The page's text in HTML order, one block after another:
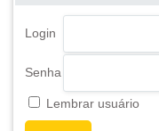
Login
Senha
Lembrar usuário